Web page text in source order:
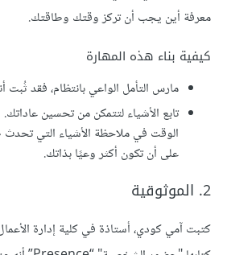
معرفة أين يجب أن تركز وقتك وطاقتك.
كيفية بناء هذه المهارة
مارس التأمل الواعي بانتظام، فقد ثُبت
تابع الأشياء لتتمكن من تحسين
الوقت في ملاحظة الأشياء التي
على أن تكون أكثر وعيًا بذاتك.
2. الموثوقية
كتبت آمي كودي، أستاذة في كلية إدارة